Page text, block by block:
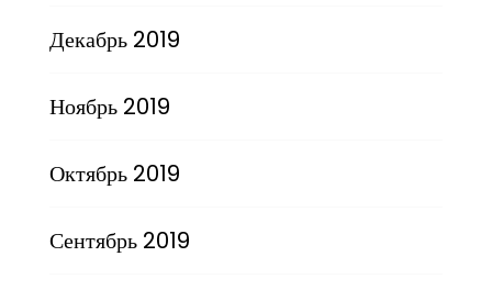
Декабрь 2019
Ноябрь 2019
Октябрь 2019
Сентябрь 2019